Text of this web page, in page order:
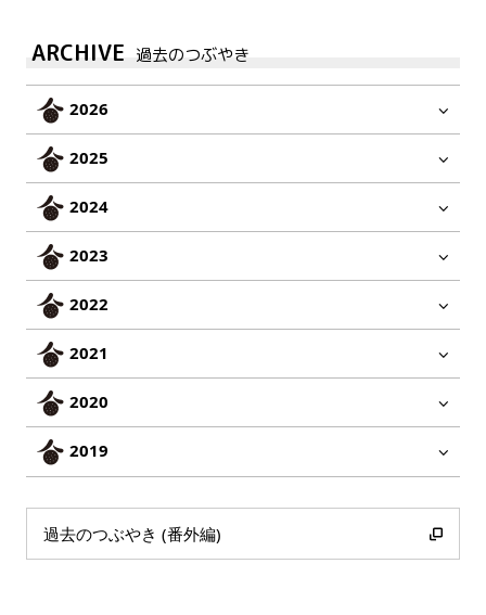
ARCHIVE 過去のつぶやき
2026
2025
2024
2023
2022
2021
2020
2019
過去のつぶやき (番外編)